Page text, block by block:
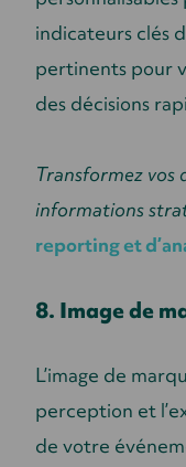
indicateurs clés
pertinents pour
des décisions
Transformez vos
informations
reporting et
8. Image de
L’image de
perception et
de votre